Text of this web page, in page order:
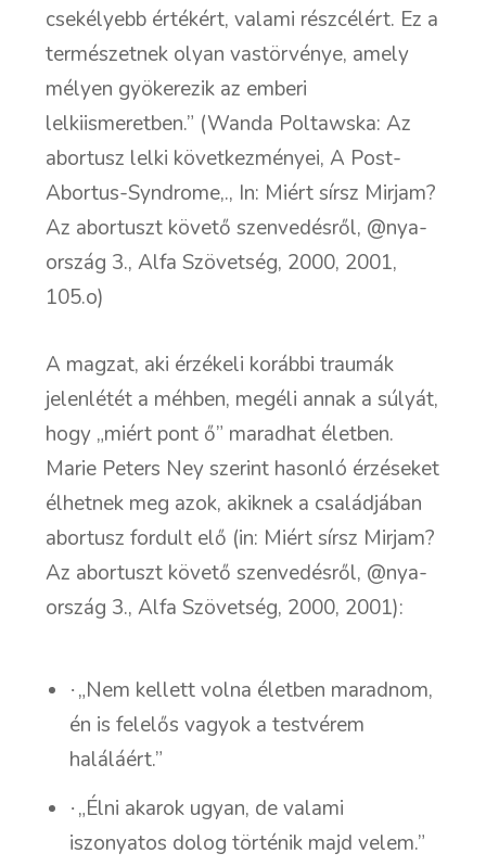
csekélyebb értékért, valami részcélért. Ez a
természetnek olyan vastörvénye, amely
mélyen gyökerezik az emberi
lelkiismeretben.” (Wanda Poltawska: Az
abortusz lelki következményei, A Post-
Abortus-Syndrome,., In: Miért sírsz Mirjam?
Az abortuszt követő szenvedésről, @nya-
ország 3., Alfa Szövetség, 2000, 2001,
105.o)
A magzat, aki érzékeli korábbi traumák
jelenlétét a méhben, megéli annak a súlyát,
hogy „miért pont ő” maradhat életben.
Marie Peters Ney szerint hasonló érzéseket
élhetnek meg azok, akiknek a családjában
abortusz fordult elő (in: Miért sírsz Mirjam?
Az abortuszt követő szenvedésről, @nya-
ország 3., Alfa Szövetség, 2000, 2001):
· „Nem kellett volna életben maradnom,
én is felelős vagyok a testvérem
haláláért.”
· „Élni akarok ugyan, de valami
iszonyatos dolog történik majd velem.”